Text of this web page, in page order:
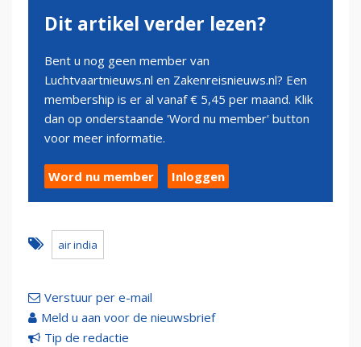
Dit artikel verder lezen?
Bent u nog geen member van
Luchtvaartnieuws.nl en Zakenreisnieuws.nl? Een
membership is er al vanaf € 5,45 per maand. Klik
dan op onderstaande 'Word nu member' button
voor meer informatie.
Word nu member Inloggen
air india
Verstuur per e-mail
Meld u aan voor de nieuwsbrief
Tip de redactie